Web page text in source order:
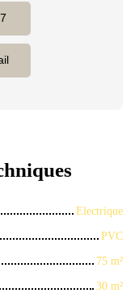
Electrique
PVC
75 m²
30 m²